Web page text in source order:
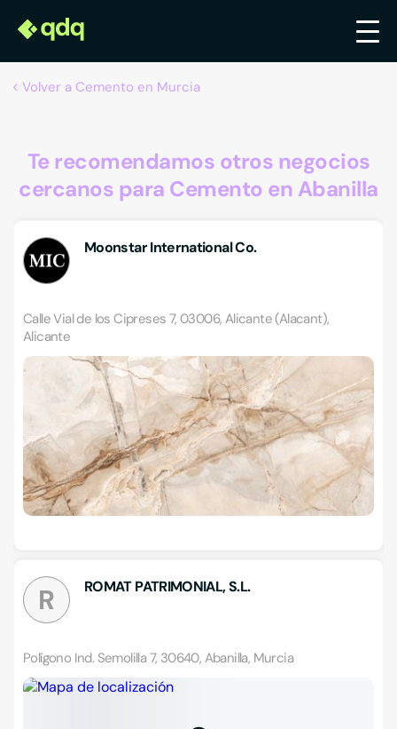
Volver a Cemento en Murcia
Te recomendamos otros negocios
cercanos para Cemento en Abanilla
Moonstar International Co.
Calle Vial de los Cipreses 7, 03006, Alicante (Alacant),
Alicante
R ROMAT PATRIMONIAL, S.L.
Polígono Ind. Semolilla 7, 30640, Abanilla, Murcia